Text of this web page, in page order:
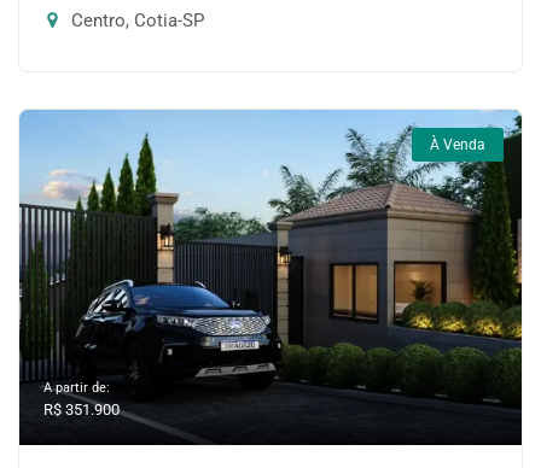
Centro, Cotia-SP
À Venda
A partir de:
R$ 351.900